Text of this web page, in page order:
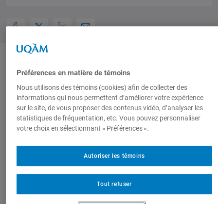
Auteurs-trices
Zouhir Bahammou
Préférences en matière de témoins
Nous utilisons des témoins (cookies) afin de collecter des
informations qui nous permettent d’améliorer votre expérience
sur le site, de vous proposer des contenus vidéo, d’analyser les
statistiques de fréquentation, etc. Vous pouvez personnaliser
votre choix en sélectionnant « Préférences ».
Tout refuser
Autoriser les témoins